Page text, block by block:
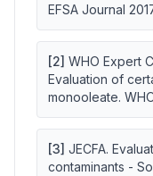
EFSA Journal
[2] WHO Expert
Evaluation of
monooleate.
[3] JECFA.
contaminants -